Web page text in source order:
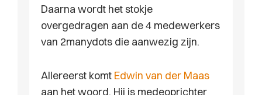
Daarna wordt het stokje
overgedragen aan de 4 medewerkers
van 2manydots die aanwezig zijn.
Allereerst komt Edwin van der Maas
aan het woord. Hij is medeoprichter